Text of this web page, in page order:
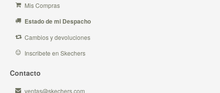
Mis Compras
Estado de mi Despacho
Cambios y devoluciones
Inscribete en Skechers
Contacto
ventas@skechers.com